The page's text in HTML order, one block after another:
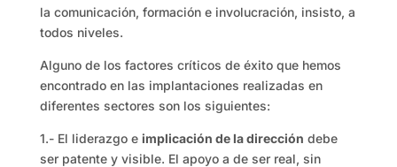
la comunicación, formación e involucración, insisto, a
todos niveles.
Alguno de los factores críticos de éxito que hemos
encontrado en las implantaciones realizadas en
diferentes sectores son los siguientes:
1.- El liderazgo e implicación de la dirección debe
ser patente y visible. El apoyo a de ser real, sin